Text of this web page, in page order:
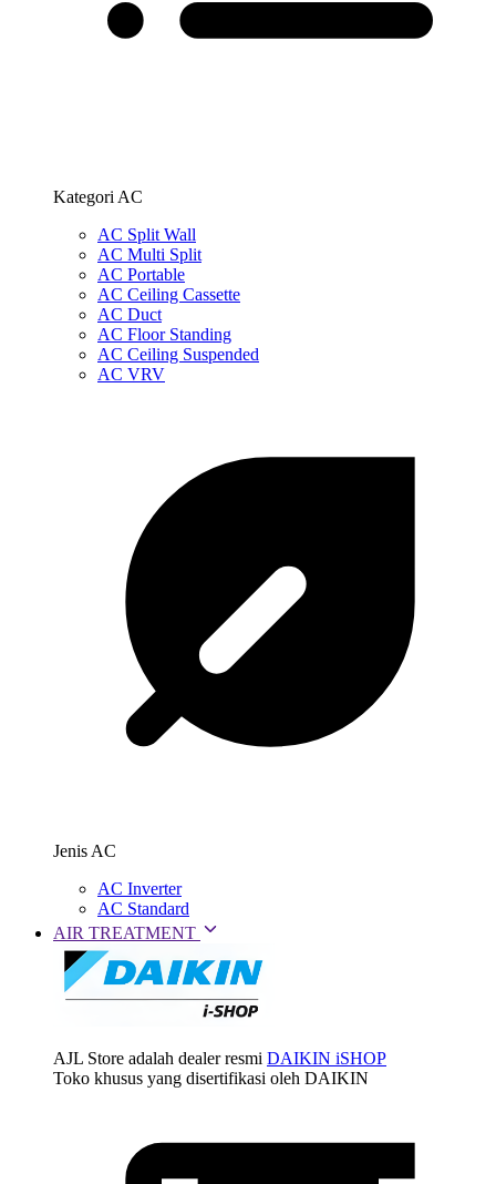
Kategori AC
AC Split Wall
AC Multi Split
AC Portable
AC Ceiling Cassette
AC Duct
AC Floor Standing
AC Ceiling Suspended
AC VRV
Jenis AC
AC Inverter
AC Standard
AIR TREATMENT
AJL Store adalah dealer resmi DAIKIN iSHOP
Toko khusus yang disertifikasi oleh DAIKIN